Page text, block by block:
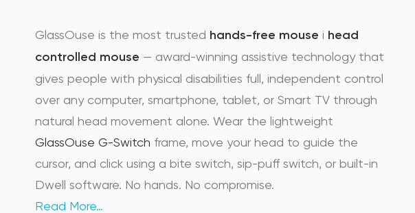
GlassOuse is the most trusted hands-free mouse i head
controlled mouse — award-winning assistive technology that
gives people with physical disabilities full, independent control
over any computer, smartphone, tablet, or Smart TV through
natural head movement alone. Wear the lightweight
GlassOuse G-Switch frame, move your head to guide the
cursor, and click using a bite switch, sip-puff switch, or built-in
Dwell software. No hands. No compromise.
Read More…